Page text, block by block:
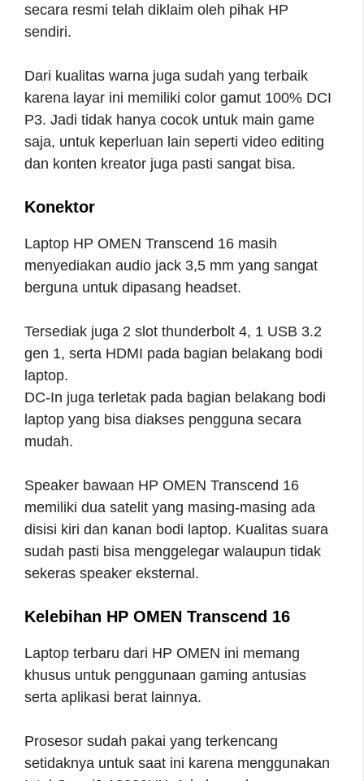
secara resmi telah diklaim oleh pihak HP
sendiri.
Dari kualitas warna juga sudah yang terbaik
karena layar ini memiliki color gamut 100% DCI
P3. Jadi tidak hanya cocok untuk main game
saja, untuk keperluan lain seperti video editing
dan konten kreator juga pasti sangat bisa.
Konektor
Laptop HP OMEN Transcend 16 masih
menyediakan audio jack 3,5 mm yang sangat
berguna untuk dipasang headset.
Tersediak juga 2 slot thunderbolt 4, 1 USB 3.2
gen 1, serta HDMI pada bagian belakang bodi
laptop.
DC-In juga terletak pada bagian belakang bodi
laptop yang bisa diakses pengguna secara
mudah.
Speaker bawaan HP OMEN Transcend 16
memiliki dua satelit yang masing-masing ada
disisi kiri dan kanan bodi laptop. Kualitas suara
sudah pasti bisa menggelegar walaupun tidak
sekeras speaker eksternal.
Kelebihan HP OMEN Transcend 16
Laptop terbaru dari HP OMEN ini memang
khusus untuk penggunaan gaming antusias
serta aplikasi berat lainnya.
Prosesor sudah pakai yang terkencang
setidaknya untuk saat ini karena menggunakan